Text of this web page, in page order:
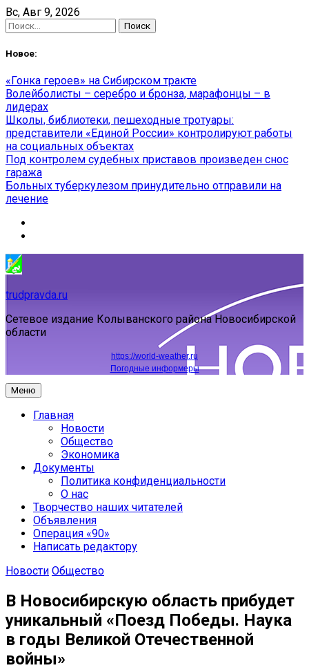
Skip
to
content
Вс, Авг 9, 2026
Найти:
Новое:
«Гонка героев» на Сибирском тракте
Волейболисты – серебро и бронза, марафонцы – в
лидерах
Школы, библиотеки, пешеходные тротуары:
представители «Единой России» контролируют работы
на социальных объектах
Под контролем судебных приставов произведен снос
гаража
Больных туберкулезом принудительно отправили на
лечение
trudpravda.ru
Сетевое издание Колыванского района Новосибирской
области
https://world-weather.ru
Погодные информеры
Меню
Главная
Новости
Общество
Экономика
Документы
Политика конфиденциальности
О нас
Творчество наших читателей
Объявления
Операция «90»
Написать редактору
Новости Общество
В Новосибирскую область прибудет
уникальный «Поезд Победы. Наука
в годы Великой Отечественной
войны»